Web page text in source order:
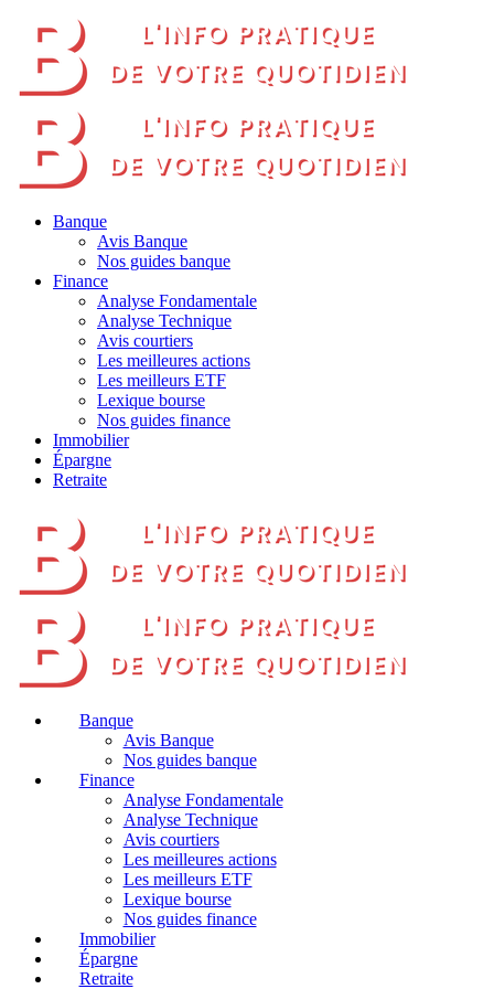
Banque
Avis Banque
Nos guides banque
Finance
Analyse Fondamentale
Analyse Technique
Avis courtiers
Les meilleures actions
Les meilleurs ETF
Lexique bourse
Nos guides finance
Immobilier
Épargne
Retraite
Banque
Avis Banque
Nos guides banque
Finance
Analyse Fondamentale
Analyse Technique
Avis courtiers
Les meilleures actions
Les meilleurs ETF
Lexique bourse
Nos guides finance
Immobilier
Épargne
Retraite